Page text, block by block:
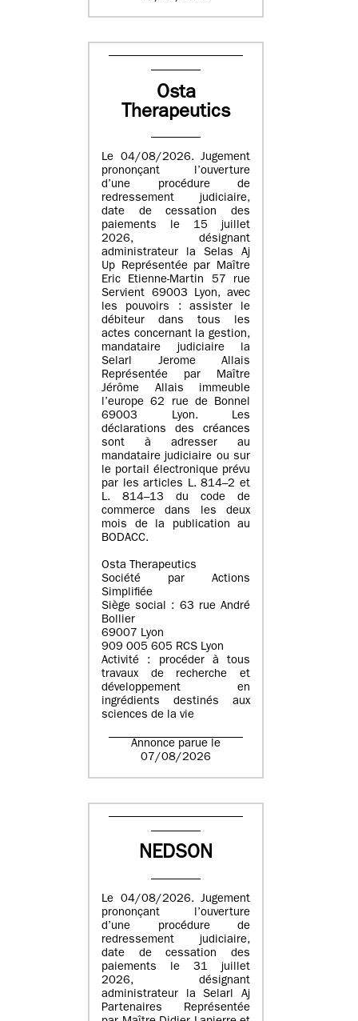
Osta
Therapeutics
Le 04/08/2026. Jugement
prononçant l’ouverture
d’une procédure de
redressement judiciaire,
date de cessation des
paiements le 15 juillet
2026, désignant
administrateur la Selas Aj
Up Représentée par Maître
Eric Etienne-Martin 57 rue
Servient 69003 Lyon, avec
les pouvoirs : assister le
débiteur dans tous les
actes concernant la gestion,
mandataire judiciaire la
Selarl Jerome Allais
Représentée par Maître
Jérôme Allais immeuble
l’europe 62 rue de Bonnel
69003 Lyon. Les
déclarations des créances
sont à adresser au
mandataire judiciaire ou sur
le portail électronique prévu
par les articles L. 814–2 et
L. 814–13 du code de
commerce dans les deux
mois de la publication au
BODACC.
Osta Therapeutics
Société par Actions
Simplifiée
Siège social : 63 rue André
Bollier
69007 Lyon
909 005 605 RCS Lyon
Activité : procéder à tous
travaux de recherche et
développement en
ingrédients destinés aux
sciences de la vie
Annonce parue le
07/08/2026
NEDSON
Le 04/08/2026. Jugement
prononçant l’ouverture
d’une procédure de
redressement judiciaire,
date de cessation des
paiements le 31 juillet
2026, désignant
administrateur la Selarl Aj
Partenaires Représentée